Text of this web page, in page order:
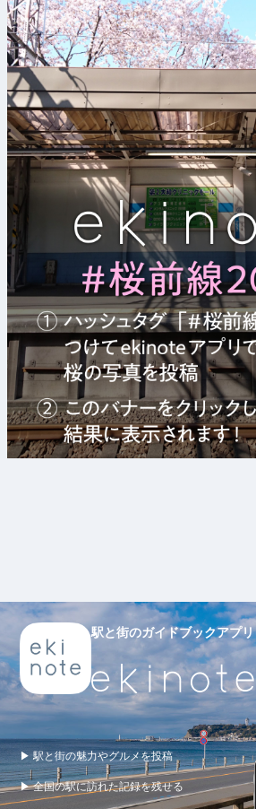
駅と街のガイドブックアプリ
▶ 駅と街の魅力やグルメを投稿
▶ 全国の駅に訪れた記録を残せる